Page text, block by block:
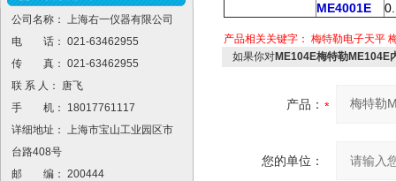
公司名称： 上海右一仪器有限公司
电 话： 021-63462955
传 真： 021-63462955
联 系 人： 唐飞
手 机： 18017761117
详细地址： 上海市宝山工业园区市
台路408号
邮 编： 200444
ME4001E
产品相关关键字： 梅特勒电子天平
如果你对ME104E梅特勒ME104E
产品：
您的单位：